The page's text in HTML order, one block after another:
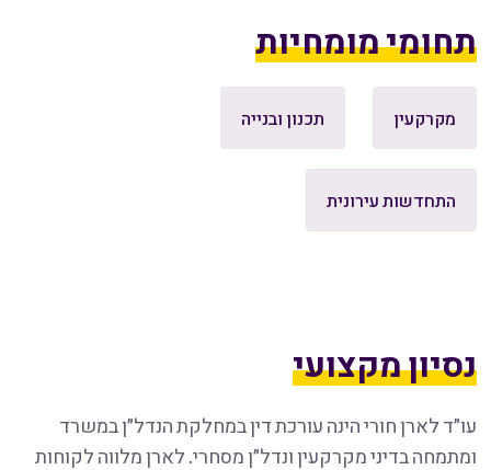
תחומי מומחיות
מקרקעין תכנון ובנייה
התחדשות עירונית
נסיון מקצועי
עו״ד לארן חורי הינה עורכת דין במחלקת הנדל״ן במשרד
ומתמחה בדיני מקרקעין ונדל״ן מסחרי. לארן מלווה לקוחות